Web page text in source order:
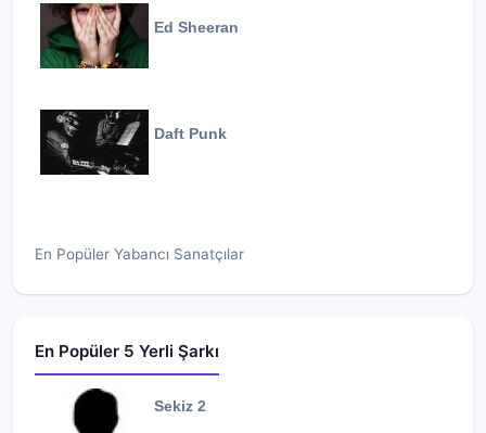
Ed Sheeran
Daft Punk
En Popüler Yabancı Sanatçılar
En Popüler 5 Yerli Şarkı
Sekiz 2